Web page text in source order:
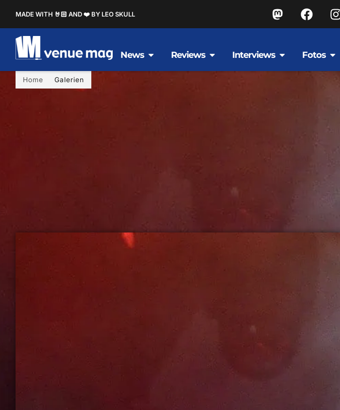
MADE WITH 🤘🏻 AND ❤️ BY LEO SKULL
News Reviews Interviews Fotos
Home Galerien